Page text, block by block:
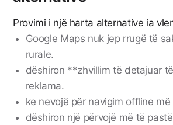
Provimi i një harta alternative ia
Google Maps nuk jep rrugë të
rurale.
dëshiron **zhvillim të detajuar
reklama.
ke nevojë për navigim offline
dëshiron një përvojë më të